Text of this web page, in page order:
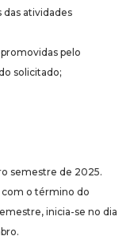
das atividades
pelo
solicitado;
semestre de 2025.
o término do
inicia-se no dia